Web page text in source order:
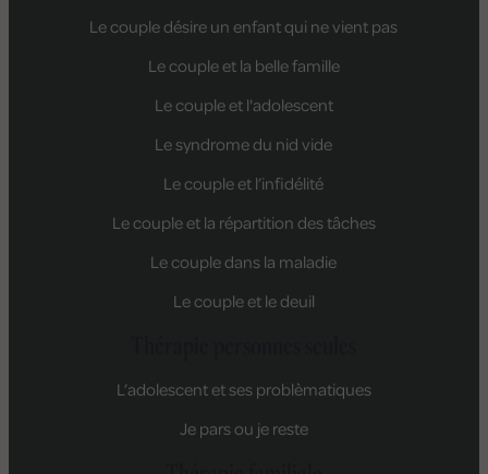
Le couple désire un enfant qui ne vient pas
Le couple et la belle famille
Le couple et l'adolescent
Le syndrome du nid vide
Le couple et l’infidélité
Le couple et la répartition des tâches
Le couple dans la maladie
Le couple et le deuil
L’adolescent et ses problèmatiques
Je pars ou je reste